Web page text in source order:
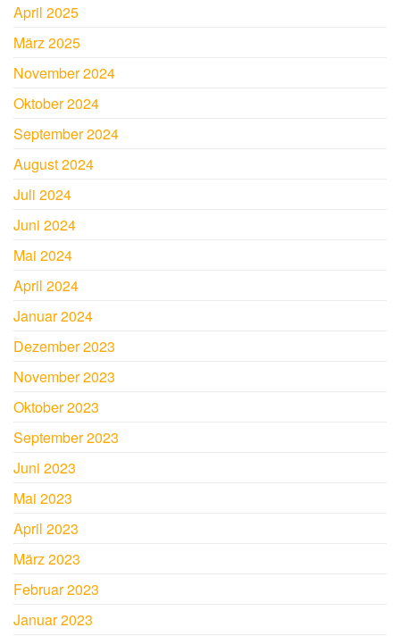
April 2025
März 2025
November 2024
Oktober 2024
September 2024
August 2024
Juli 2024
Juni 2024
Mai 2024
April 2024
Januar 2024
Dezember 2023
November 2023
Oktober 2023
September 2023
Juni 2023
Mai 2023
April 2023
März 2023
Februar 2023
Januar 2023